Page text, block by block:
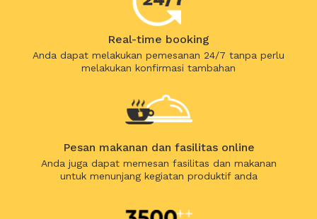
Real-time booking
Anda dapat melakukan pemesanan 24/7 tanpa perlu
melakukan konfirmasi tambahan
Pesan makanan dan fasilitas online
Anda juga dapat memesan fasilitas dan makanan
untuk menunjang kegiatan produktif anda